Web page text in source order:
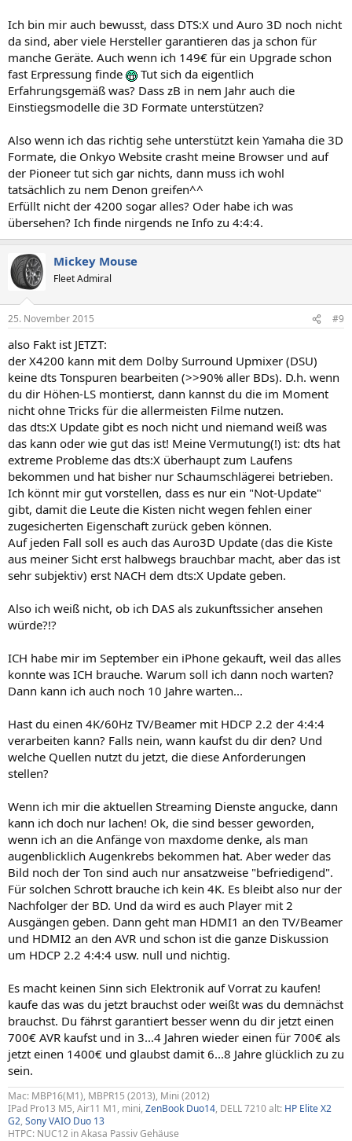
Ich bin mir auch bewusst, dass DTS:X und Auro 3D noch nicht
da sind, aber viele Hersteller garantieren das ja schon für
manche Geräte. Auch wenn ich 149€ für ein Upgrade schon
fast Erpressung finde
Tut sich da eigentlich
Erfahrungsgemäß was? Dass zB in nem Jahr auch die
Einstiegsmodelle die 3D Formate unterstützen?
Also wenn ich das richtig sehe unterstützt kein Yamaha die 3D
Formate, die Onkyo Website crasht meine Browser und auf
der Pioneer tut sich gar nichts, dann muss ich wohl
tatsächlich zu nem Denon greifen^^
Erfüllt nicht der 4200 sogar alles? Oder habe ich was
übersehen? Ich finde nirgends ne Info zu 4:4:4.
Mickey Mouse
Fleet Admiral
25. November 2015 #9
also Fakt ist JETZT:
der X4200 kann mit dem Dolby Surround Upmixer (DSU)
keine dts Tonspuren bearbeiten (>>90% aller BDs). D.h. wenn
du dir Höhen-LS montierst, dann kannst du die im Moment
nicht ohne Tricks für die allermeisten Filme nutzen.
das dts:X Update gibt es noch nicht und niemand weiß was
das kann oder wie gut das ist! Meine Vermutung(!) ist: dts hat
extreme Probleme das dts:X überhaupt zum Laufens
bekommen und hat bisher nur Schaumschlägerei betrieben.
Ich könnt mir gut vorstellen, dass es nur ein "Not-Update"
gibt, damit die Leute die Kisten nicht wegen fehlen einer
zugesicherten Eigenschaft zurück geben können.
Auf jeden Fall soll es auch das Auro3D Update (das die Kiste
aus meiner Sicht erst halbwegs brauchbar macht, aber das ist
sehr subjektiv) erst NACH dem dts:X Update geben.
Also ich weiß nicht, ob ich DAS als zukunftssicher ansehen
würde?!?
ICH habe mir im September ein iPhone gekauft, weil das alles
konnte was ICH brauche. Warum soll ich dann noch warten?
Dann kann ich auch noch 10 Jahre warten...
Hast du einen 4K/60Hz TV/Beamer mit HDCP 2.2 der 4:4:4
verarbeiten kann? Falls nein, wann kaufst du dir den? Und
welche Quellen nutzt du jetzt, die diese Anforderungen
stellen?
Wenn ich mir die aktuellen Streaming Dienste angucke, dann
kann ich doch nur lachen! Ok, die sind besser geworden,
wenn ich an die Anfänge von maxdome denke, als man
augenblicklich Augenkrebs bekommen hat. Aber weder das
Bild noch der Ton sind auch nur ansatzweise "befriedigend".
Für solchen Schrott brauche ich kein 4K. Es bleibt also nur der
Nachfolger der BD. Und da wird es auch Player mit 2
Ausgängen geben. Dann geht man HDMI1 an den TV/Beamer
und HDMI2 an den AVR und schon ist die ganze Diskussion
um HDCP 2.2 4:4:4 usw. null und nichtig.
Es macht keinen Sinn sich Elektronik auf Vorrat zu kaufen!
kaufe das was du jetzt brauchst oder weißt was du demnächst
brauchst. Du fährst garantiert besser wenn du dir jetzt einen
700€ AVR kaufst und in 3...4 Jahren wieder einen für 700€ als
jetzt einen 1400€ und glaubst damit 6...8 Jahre glücklich zu zu
sein.
Mac: MBP16(M1), MBPR15 (2013), Mini (2012)
IPad Pro13 M5, Air11 M1, mini, ZenBook Duo14, DELL 7210 alt: HP Elite X2
G2, Sony VAIO Duo 13
HTPC: NUC12 in Akasa Passiv Gehäuse